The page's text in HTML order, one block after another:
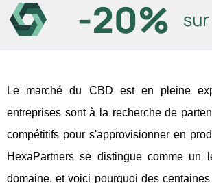
Le marché du CBD est en pleine
entreprises sont à la recherche de
compétitifs pour s'approvisionner en
HexaPartners se distingue comme un
domaine, et voici pourquoi des